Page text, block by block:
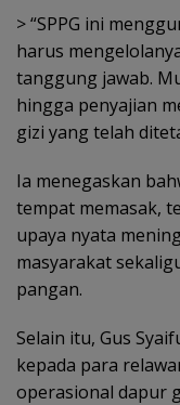
> “SPPG ini
harus
tanggung jawab.
hingga penyajian
gizi yang telah
Ia menegaskan
tempat memasak,
upaya nyata
masyarakat
pangan.
Selain itu, Gus
kepada para
operasional dapur